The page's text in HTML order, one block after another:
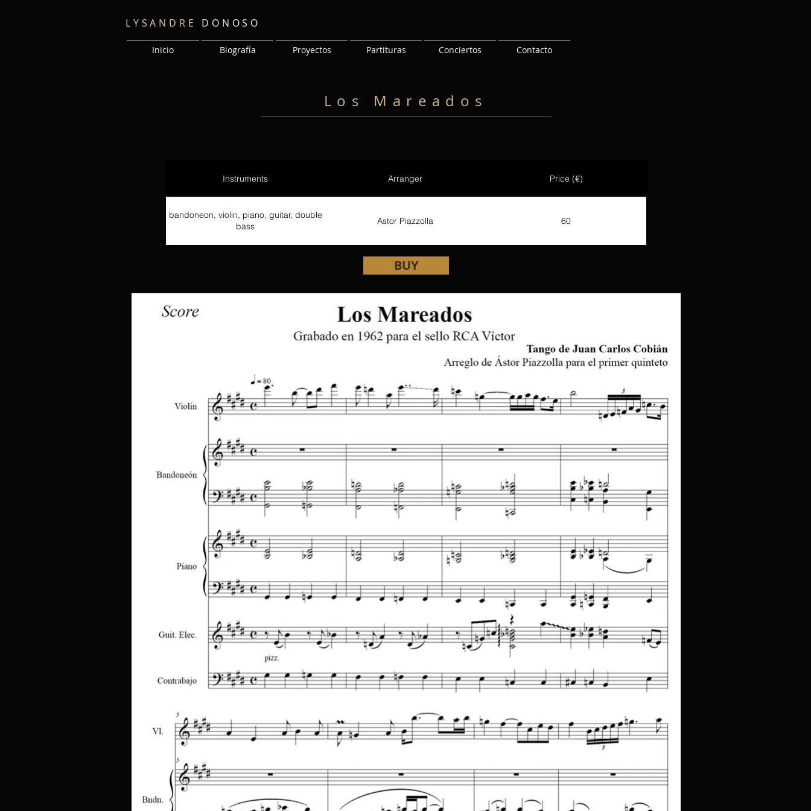
LYSANDRE DONOSO
Inicio Biografía Proyectos Partituras Conciertos Contacto
Los Mareados
Instruments Arranger Price (€)
bandoneon, violin, piano, guitar, double
bass
Astor Piazzolla 60
BUY